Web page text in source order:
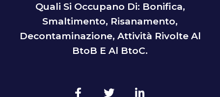
Quali Si Occupano Di: Bonifica,
Smaltimento, Risanamento,
Decontaminazione, Attività Rivolte Al
BtoB E Al BtoC.